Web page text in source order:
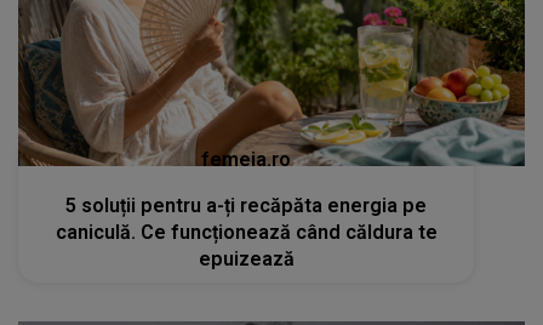
femeia.ro
5 soluții pentru a-ți recăpăta energia pe
caniculă. Ce funcționează când căldura te
epuizează